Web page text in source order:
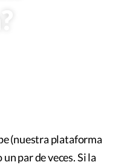
(nuestra plataforma
par de veces. Si la